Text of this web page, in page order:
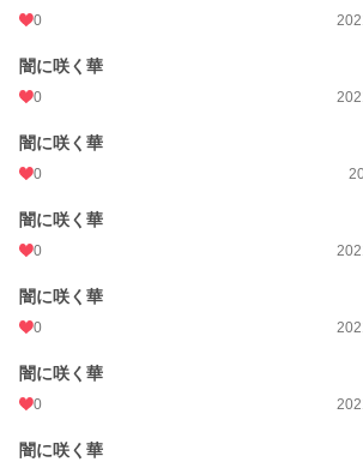
0
闇に咲く華
0
闇に咲く華
0
闇に咲く華
0
闇に咲く華
0
闇に咲く華
0
闇に咲く華